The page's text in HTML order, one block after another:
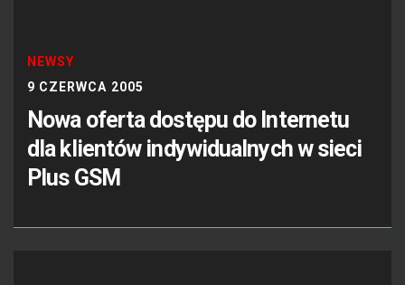
NEWSY
9 CZERWCA 2005
Nowa oferta dostępu do Internetu
dla klientów indywidualnych w sieci
Plus GSM